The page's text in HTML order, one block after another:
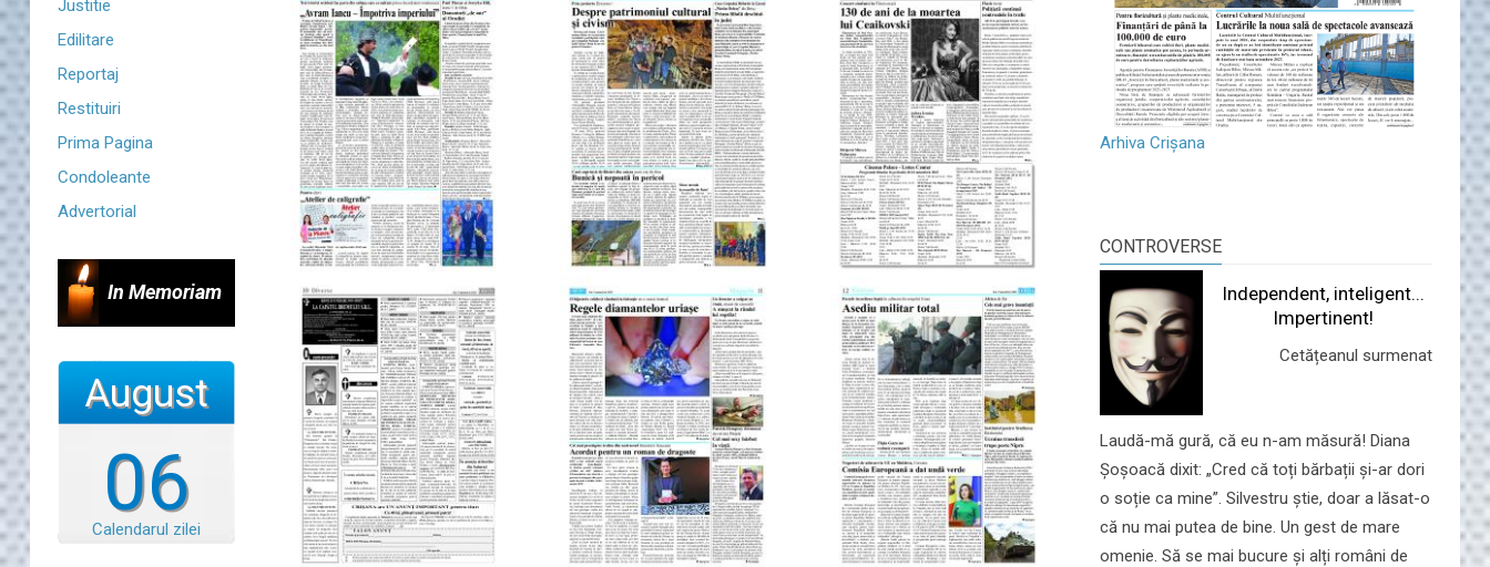
Justitie
Edilitare
Reportaj
Restituiri
Prima Pagina
Condoleante
Advertorial
In Memoriam
06
August
Calendarul zilei
Arhiva Crișana
CONTROVERSE
Independent, inteligent...
Impertinent!
Cetățeanul surmenat
Laudă-mă gură, că eu n-am măsură! Diana
Șoșoacă dixit: „Cred că toți bărbații și-ar dori
o soție ca mine”. Silvestru știe, doar a lăsat-o
că nu mai putea de bine. Un gest de mare
omenie. Să se mai bucure și alți români de